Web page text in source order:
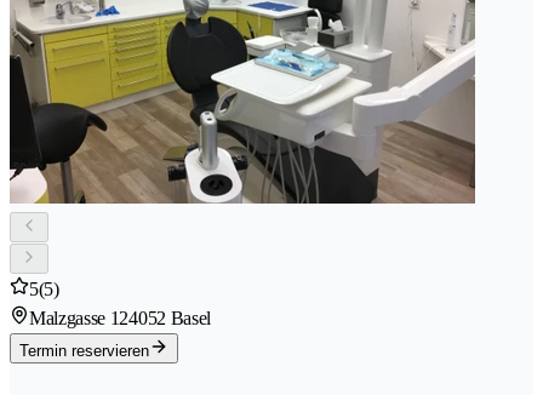
5(5)
Malzgasse 124052 Basel
Termin reservieren